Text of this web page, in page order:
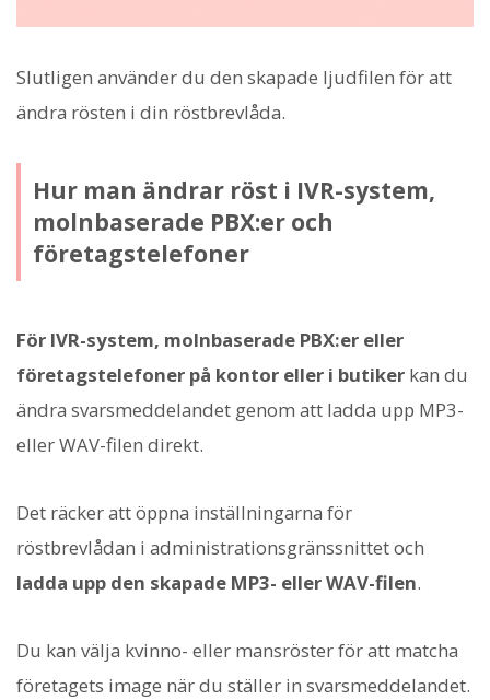
Slutligen använder du den skapade ljudfilen för att
ändra rösten i din röstbrevlåda.
Hur man ändrar röst i IVR-system,
molnbaserade PBX:er och
företagstelefoner
För IVR-system, molnbaserade PBX:er eller
företagstelefoner på kontor eller i butiker kan du
ändra svarsmeddelandet genom att ladda upp MP3-
eller WAV-filen direkt.
Det räcker att öppna inställningarna för
röstbrevlådan i administrationsgränssnittet och
ladda upp den skapade MP3- eller WAV-filen.
Du kan välja kvinno- eller mansröster för att matcha
företagets image när du ställer in svarsmeddelandet.